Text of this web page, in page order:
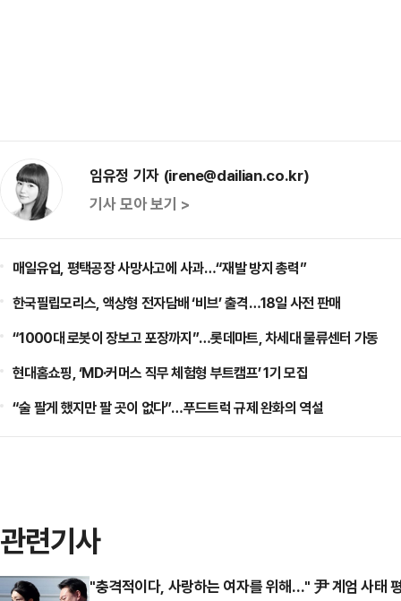
임유정 기자 (irene@dailian.co.kr)
기사 모아 보기 >
매일유업, 평택공장 사망사고에 사과…“재발 방지 총력”
한국필립모리스, 액상형 전자담배 ‘비브’ 출격…18일 사전 판매
“1000대 로봇이 장보고 포장까지”…롯데마트, 차세대 물류센터 가동
현대홈쇼핑, ‘MD·커머스 직무 체험형 부트캠프’ 1기 모집
“술 팔게 했지만 팔 곳이 없다”…푸드트럭 규제 완화의 역설
관련기사
"충격적이다, 사랑하는 여자를 위해…" 尹 계엄 사태